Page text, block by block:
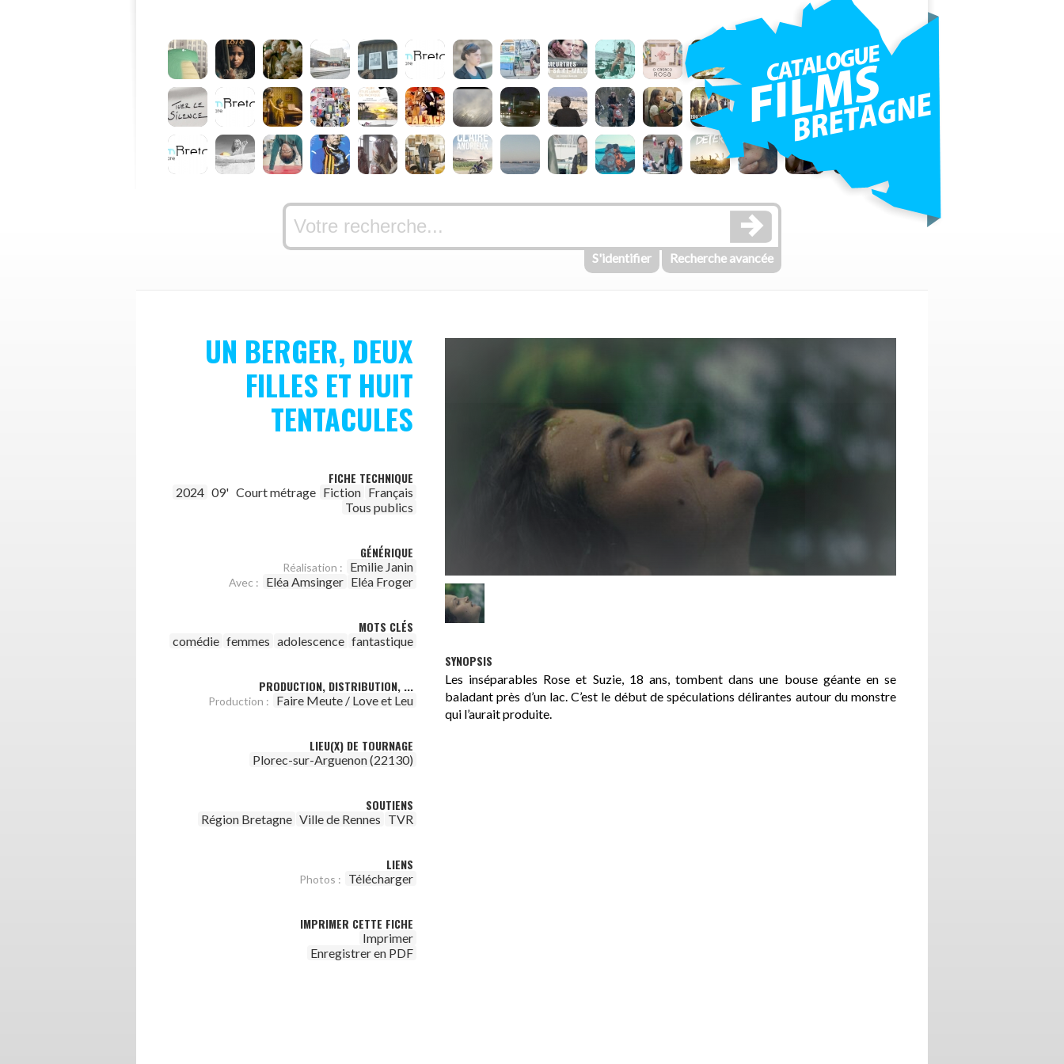
S'identifier Recherche avancée
UN BERGER, DEUX
FILLES ET HUIT
TENTACULES
FICHE TECHNIQUE
2024 09' Court métrage Fiction Français
Tous publics
GÉNÉRIQUE
Réalisation : Emilie Janin
Avec : Eléa Amsinger Eléa Froger
MOTS CLÉS
comédie femmes adolescence fantastique
PRODUCTION, DISTRIBUTION, ...
Production : Faire Meute / Love et Leu
LIEU(X) DE TOURNAGE
Plorec-sur-Arguenon (22130)
SOUTIENS
Région Bretagne Ville de Rennes TVR
LIENS
Photos : Télécharger
IMPRIMER CETTE FICHE
Imprimer
Enregistrer en PDF
SYNOPSIS
Les inséparables Rose et Suzie, 18 ans, tombent dans une bouse géante en se
baladant près d’un lac. C’est le début de spéculations délirantes autour du monstre
qui l’aurait produite.